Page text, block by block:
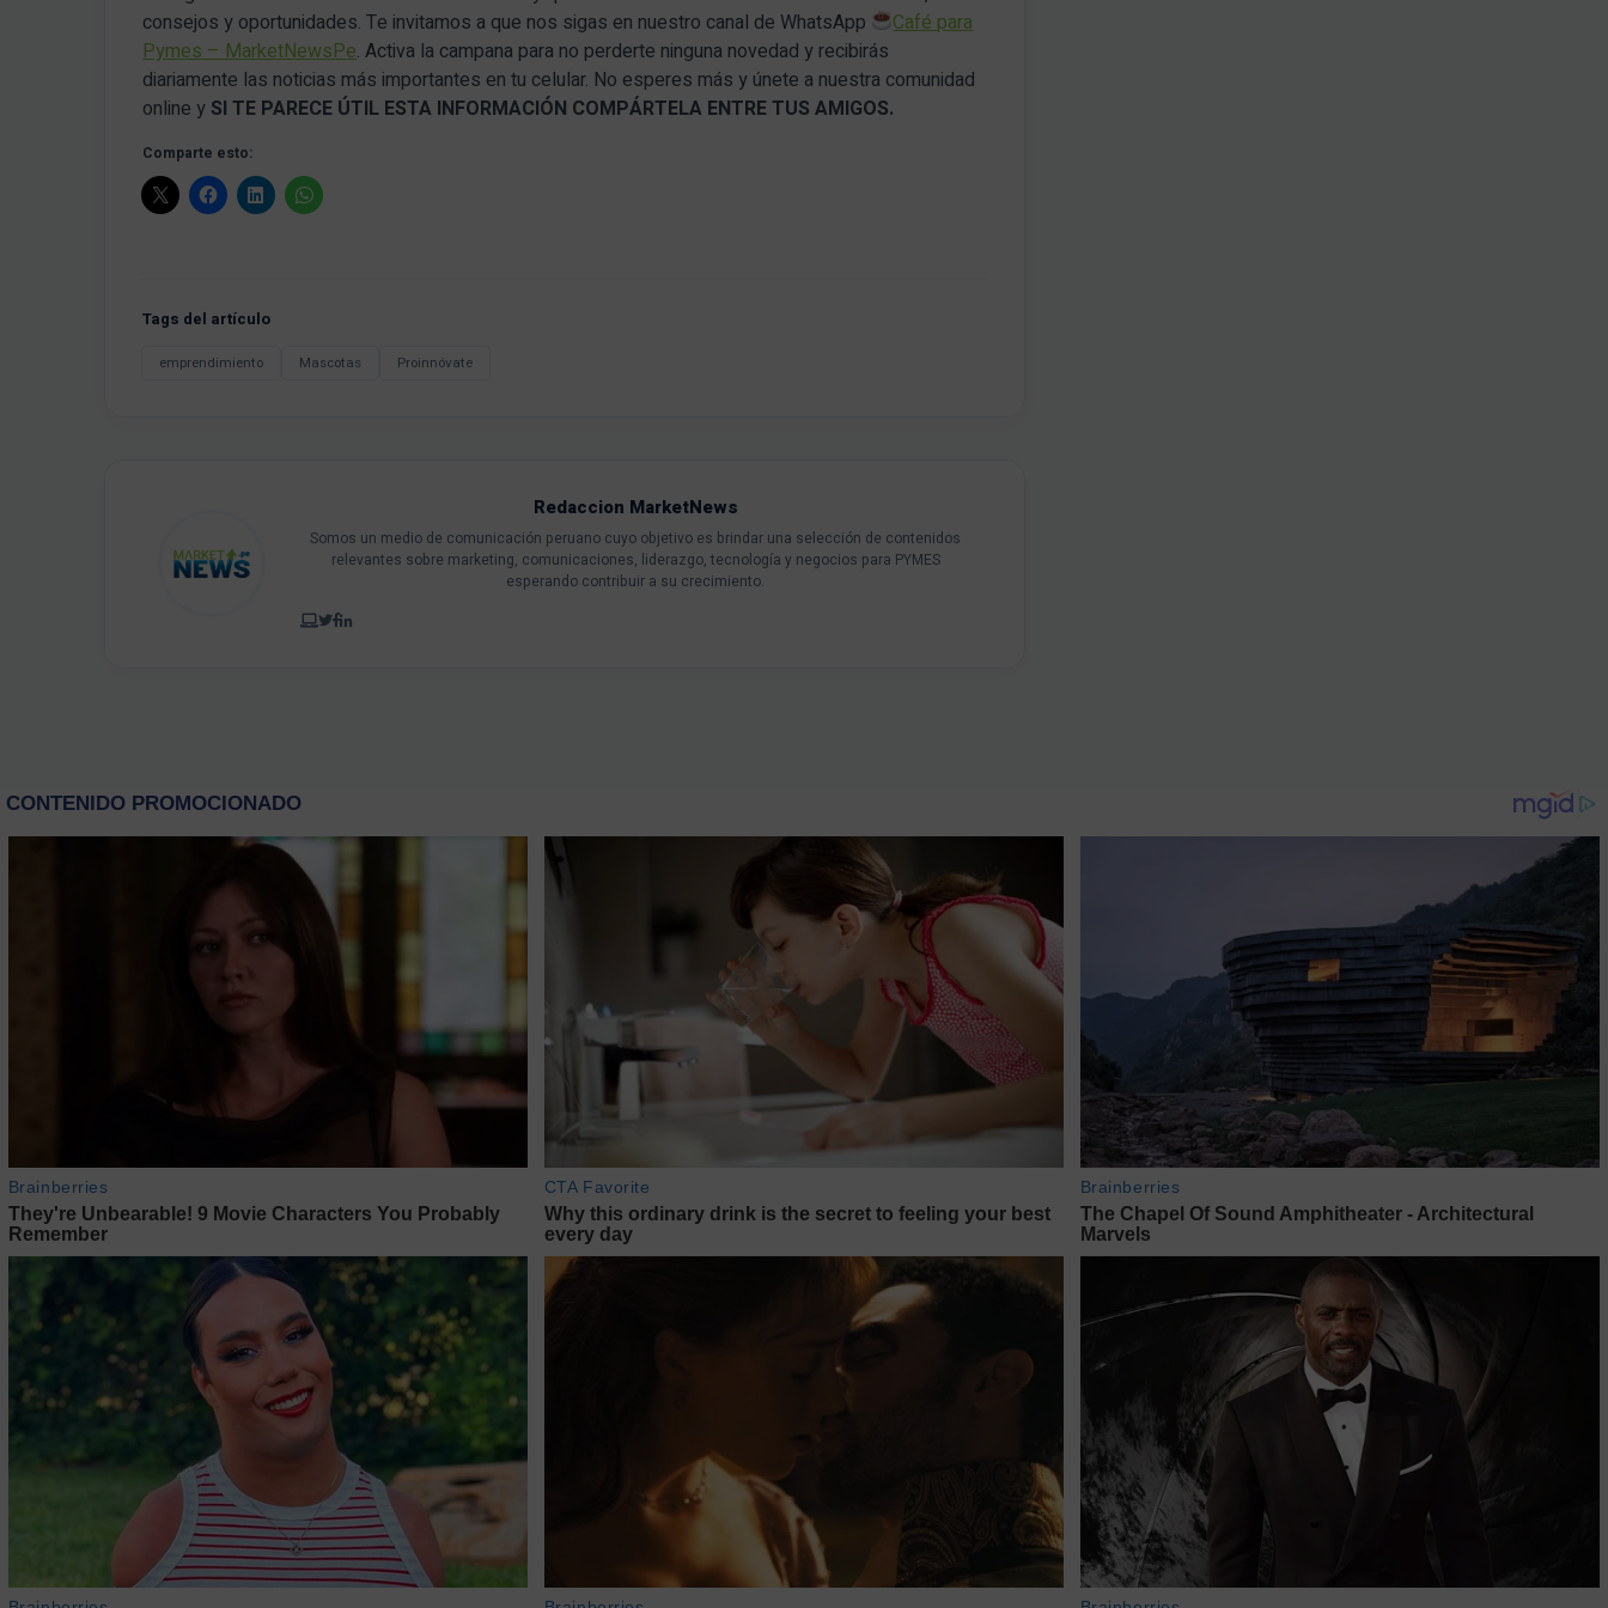
consejos y oportunidades. Te invitamos a que nos sigas en nuestro canal de WhatsApp
Café para
Pymes – MarketNewsPe. Activa la campana para no perderte ninguna novedad y recibirás
diariamente las noticias más importantes en tu celular. No esperes más y únete a nuestra comunidad
online y SI TE PARECE ÚTIL ESTA INFORMACIÓN COMPÁRTELA ENTRE TUS AMIGOS.
Comparte esto:
Tags del artículo
emprendimiento Mascotas Proinnóvate
Redaccion MarketNews
Somos un medio de comunicación peruano cuyo objetivo es brindar una selección de contenidos
relevantes sobre marketing, comunicaciones, liderazgo, tecnología y negocios para PYMES
esperando contribuir a su crecimiento.